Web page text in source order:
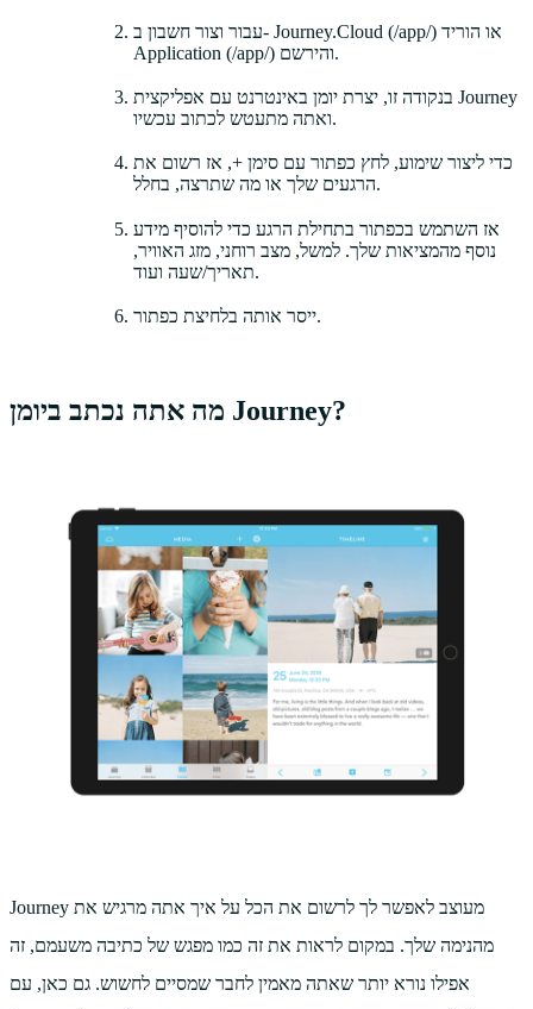
עבור וצור חשבון ב- Journey.Cloud
(/app/) או הוריד
Application
(/app/) והירשם.
בנקודה זו, יצרת יומן באינטרנט עם אפליקצית Journey
ואתה מתעטש לכתוב עכשיו.
כדי ליצור שימוע, לחץ כפתור עם סימן +, אז רשום את
הרגעים שלך או מה שתרצה, בחלל.
אז השתמש בכפתור בתחילת הרגע כדי להוסיף מידע
נוסף מהמציאות שלך. למשל, מצב רוחני, מזג האוויר,
תאריך/שעה ועוד.
ייסר אותה בלחיצת כפתור.
מה אתה נכתב ביומן Journey?
Journey מעוצב לאפשר לך לרשום את הכל על איך אתה מרגיש את
מהנימה שלך. במקום לראות את זה כמו מפגש של כתיבה משעמם, זה
אפילו נורא יותר שאתה מאמין לחבר שמסיים לחשוש. גם כאן, עם